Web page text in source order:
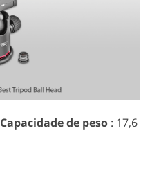
Capacidade de peso : 17,6